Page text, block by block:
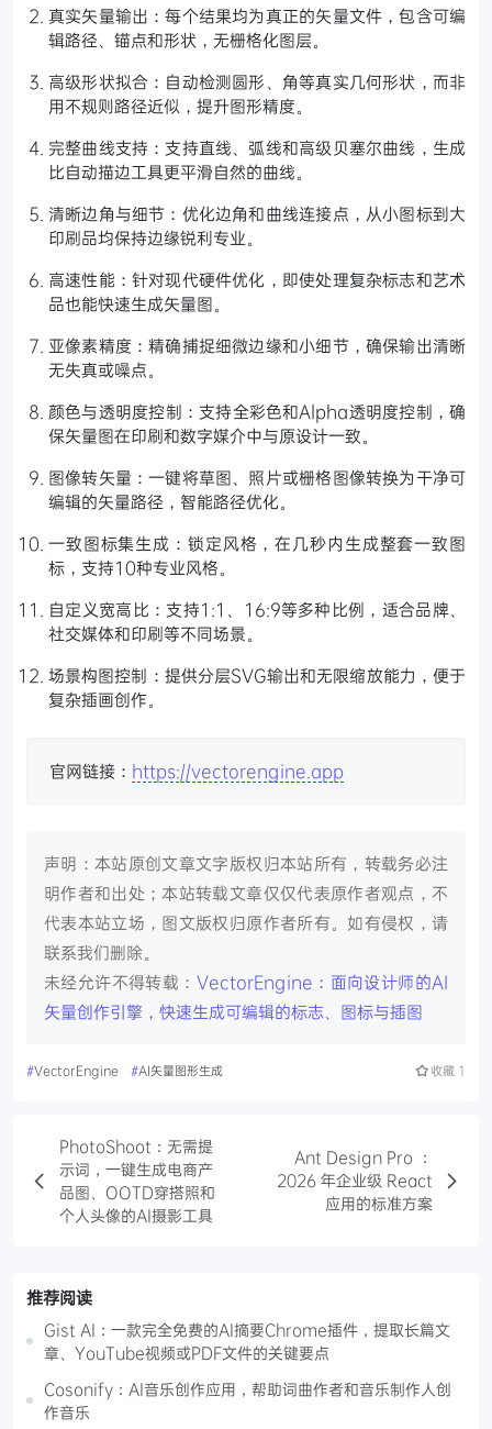
真实矢量输出：每个结果均为真正的矢量文件，包含可编
辑路径、锚点和形状，无栅格化图层。
高级形状拟合：自动检测圆形、角等真实几何形状，而非
用不规则路径近似，提升图形精度。
完整曲线支持：支持直线、弧线和高级贝塞尔曲线，生成
比自动描边工具更平滑自然的曲线。
清晰边角与细节：优化边角和曲线连接点，从小图标到大
印刷品均保持边缘锐利专业。
高速性能：针对现代硬件优化，即使处理复杂标志和艺术
品也能快速生成矢量图。
亚像素精度：精确捕捉细微边缘和小细节，确保输出清晰
无失真或噪点。
颜色与透明度控制：支持全彩色和Alpha透明度控制，确
保矢量图在印刷和数字媒介中与原设计一致。
图像转矢量：一键将草图、照片或栅格图像转换为干净可
编辑的矢量路径，智能路径优化。
一致图标集生成：锁定风格，在几秒内生成整套一致图
标，支持10种专业风格。
自定义宽高比：支持1:1、16:9等多种比例，适合品牌、
社交媒体和印刷等不同场景。
场景构图控制：提供分层SVG输出和无限缩放能力，便于
复杂插画创作。
官网链接： https://vectorengine.app
声明：本站原创文章文字版权归本站所有，转载务必注
明作者和出处；本站转载文章仅仅代表原作者观点，不
代表本站立场，图文版权归原作者所有。如有侵权，请
联系我们删除。
未经允许不得转载： VectorEngine：面向设计师的AI
矢量创作引擎，快速生成可编辑的标志、图标与插图
#VectorEngine #AI矢量图形生成 收藏 1
PhotoShoot：无需提
示词，一键生成电商产
品图、OOTD穿搭照和
个人头像的AI摄影工具
Ant Design Pro ：
2026 年企业级 React
应用的标准方案
推荐阅读
Gist AI：一款完全免费的AI摘要Chrome插件，提取长篇文
章、YouTube视频或PDF文件的关键要点
Cosonify：AI音乐创作应用，帮助词曲作者和音乐制作人创
作音乐